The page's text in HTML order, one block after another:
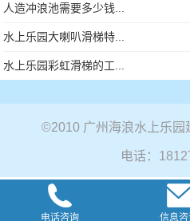
人造冲浪池需要多少钱...
水上乐园大喇叭滑梯特...
水上乐园彩虹滑梯的工...
©2010 广州海浪水上乐
电话：
电话咨询 信息咨